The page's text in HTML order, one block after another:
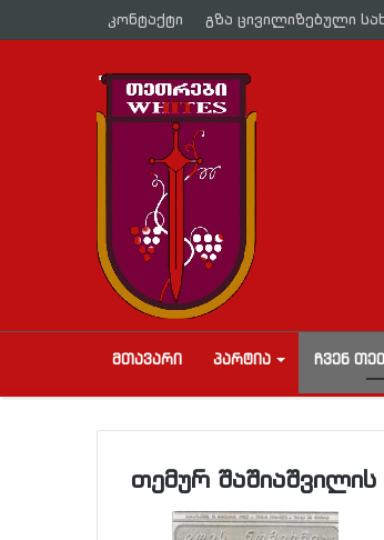
კონტაქტი გზა ცივილიზებული
ᲛᲗᲐᲕᲐᲠᲘ ᲞᲐᲠᲢᲘᲐ ᲩᲕᲔᲜ
თემურ შაშიაშვილის